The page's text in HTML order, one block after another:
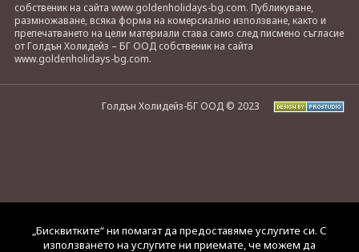
собственик на сайта www.goldenholidays-bg.com. Публикуване,
размножаване, всяка форма на комерсиално използване, както и
препечатването на цели материали става само след писмено съгласие
от Голдън Холидейз – БГ ООД собственик на сайта
www.goldenholidays-bg.com.
Голдън Холидейз-БГ ООД © 2023
„Бисквитките“ ни помагат да предоставяме услугите си. С
използването на услугите ни приемате, че можем да